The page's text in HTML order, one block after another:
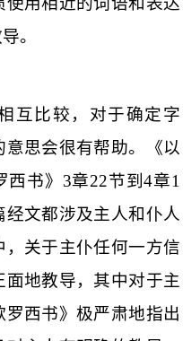
。
互比较，对于确定字
思会很有帮助。《以
书》 3章22节到4章1
文都涉及主人和仆人
关于主仆任何一方信
地教导，其中对于主
西书》极严肃地指出